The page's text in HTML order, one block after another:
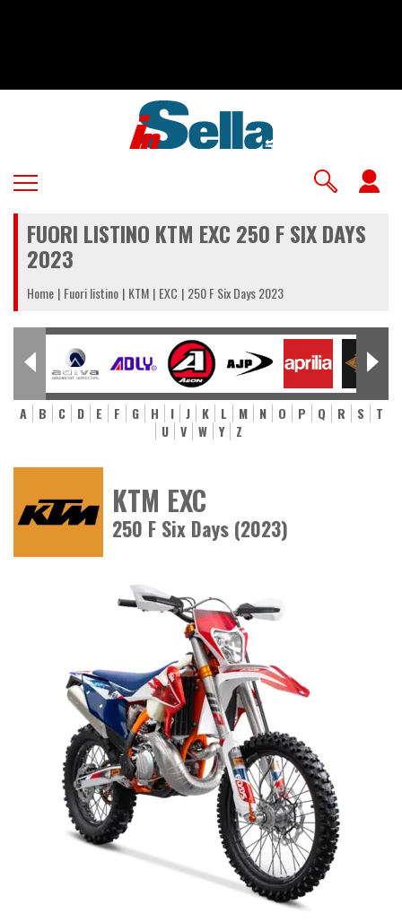
FUORI LISTINO KTM EXC 250 F SIX DAYS
2023
Home Fuori listino KTM EXC 250 F Six Days 2023
A B C D E F G H I J K L M N O P Q R S
T
U
V W Y Z
KTM EXC
250 F Six Days (2023)